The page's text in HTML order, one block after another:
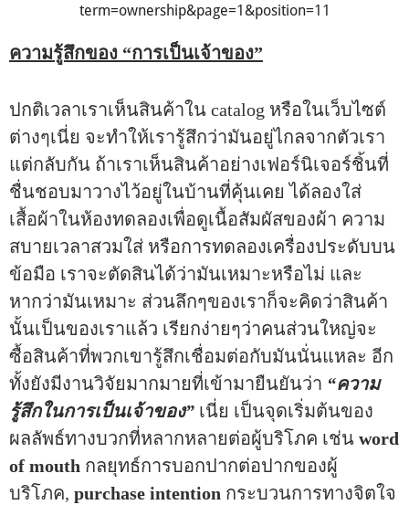
term=ownership&page=1&position=11
ความรู้สึกของ “การเป็นเจ้าของ”
ปกติเวลาเราเห็นสินค้าใน catalog หรือในเว็บไซต์
ต่างๆเนี่ย จะทำให้เรารู้สึกว่ามันอยู่ไกลจากตัวเรา
แต่กลับกัน ถ้าเราเห็นสินค้าอย่างเฟอร์นิเจอร์ชิ้นที่
ชื่นชอบมาวางไว้อยู่ในบ้านที่คุ้นเคย ได้ลองใส่
เสื้อผ้าในห้องทดลองเพื่อดูเนื้อสัมผัสของผ้า ความ
สบายเวลาสวมใส่ หรือการทดลองเครื่องประดับบน
ข้อมือ เราจะตัดสินได้ว่ามันเหมาะหรือไม่ และ
หากว่ามันเหมาะ ส่วนลึกๆของเราก็จะคิดว่าสินค้า
นั้นเป็นของเราแล้ว เรียกง่ายๆว่าคนส่วนใหญ่จะ
ซื้อสินค้าที่พวกเขารู้สึกเชื่อมต่อกับมันนั่นแหละ อีก
ทั้งยังมีงานวิจัยมากมายที่เข้ามายืนยันว่า “ความ
รู้สึกในการเป็นเจ้าของ” เนี่ย เป็นจุดเริ่มต้นของ
ผลลัพธ์ทางบวกที่หลากหลายต่อผู้บริโภค เช่น word
of mouth กลยุทธ์การบอกปากต่อปากของผู้
บริโภค, purchase intention กระบวนการทางจิตใจ